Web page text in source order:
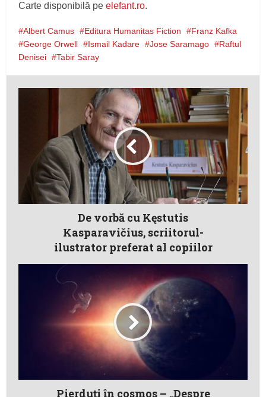
Carte disponibilă peelefant.ro.
Albert Camus Editura Humanitas Fiction
Franz Kafka
George Orwell
Ismail Kadare Jose Saramago
Raftul
Denisei
Tabir Saray
De vorbă cu Kęstutis
Kasparavičius, scriitorul-
ilustrator preferat al copiilor
Pierduți în cosmos – „Despre